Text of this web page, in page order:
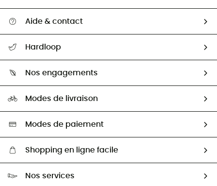
Aide & contact
Guide des tailles
Seconde Main
Aide & Contact
Hardloop
HardGuides
Nos engagements
Sélection éco-responsable
Modes de livraison
Modes de paiement
Shopping en ligne facile
Nos services